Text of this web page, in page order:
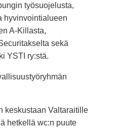
työsuojelusta,
hyvinvointialueen
A-Killasta,
sekä
YSTI ry:stä.
keskustaan Valtaraitille
hetkellä wc:n puute